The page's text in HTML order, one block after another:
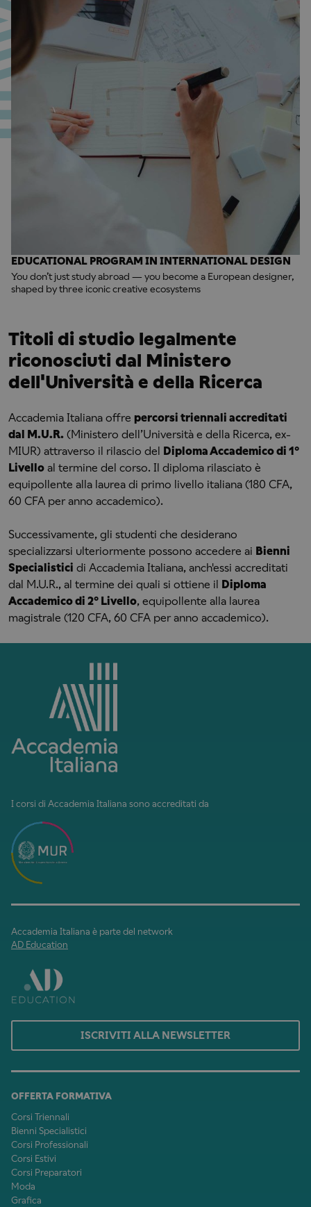
EDUCATIONAL PROGRAM IN INTERNATIONAL DESIGN
You don’t just study abroad — you become a European designer,
shaped by three iconic creative ecosystems
Titoli di studio legalmente
riconosciuti dal Ministero
dell'Università e della Ricerca
Accademia Italiana offre percorsi triennali accreditati
dal M.U.R. (Ministero dell’Università e della Ricerca, ex-
MIUR) attraverso il rilascio del
Diploma Accademico di 1°
Livello al termine del corso. Il diploma rilasciato è
equipollente alla laurea di primo livello italiana (180 CFA,
60 CFA per anno accademico).
Successivamente, gli studenti che desiderano
specializzarsi ulteriormente possono accedere ai Bienni
Specialistici di Accademia Italiana, anch'essi accreditati
dal M.U.R., al termine dei quali si ottiene il
Diploma
Accademico di 2° Livello, equipollente alla laurea
magistrale (120 CFA, 60 CFA per anno accademico).
I corsi di Accademia Italiana sono accreditati da
Accademia Italiana è parte del network
AD Education
ISCRIVITI ALLA NEWSLETTER
OFFERTA FORMATIVA
Corsi Triennali
Bienni Specialistici
Corsi Professionali
Corsi Estivi
Corsi Preparatori
Moda
Grafica